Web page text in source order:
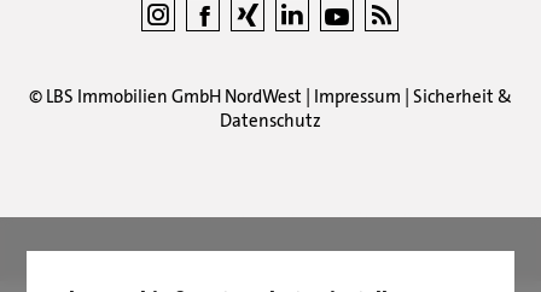
© LBS Immobilien GmbH NordWest Impressum Sicherheit &
Datenschutz
LBS Immobilien GmbH NordWesthat4,87von5Sternen